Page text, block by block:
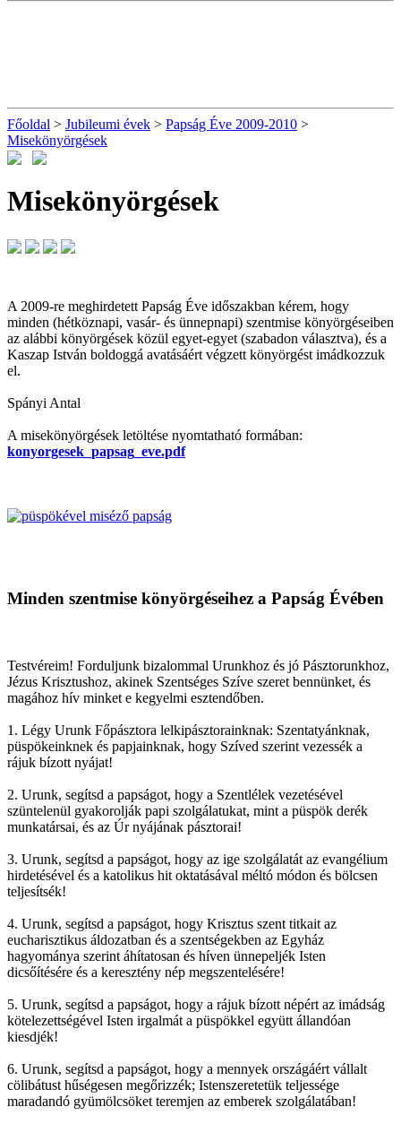
Főoldal > Jubileumi évek > Papság Éve 2009-2010 >
Misekönyörgések
Misekönyörgések
A 2009-re meghirdetett Papság Éve időszakban kérem, hogy
minden (hétköznapi, vasár- és ünnepnapi) szentmise könyörgéseiben
az alábbi könyörgések közül egyet-egyet (szabadon választva), és a
Kaszap István boldoggá avatásáért végzett könyörgést imádkozzuk
el.
Spányi Antal
A misekönyörgések letöltése nyomtatható formában:
konyorgesek_papsag_eve.pdf
Minden szentmise könyörgéseihez a Papság Évében
Testvéreim! Forduljunk bizalommal Urunkhoz és jó Pásztorunkhoz,
Jézus Krisztushoz, akinek Szentséges Szíve szeret bennünket, és
magához hív minket e kegyelmi esztendőben.
1. Légy Urunk Főpásztora lelkipásztorainknak: Szentatyánknak,
püspökeinknek és papjainknak, hogy Szíved szerint vezessék a
rájuk bízott nyájat!
2. Urunk, segítsd a papságot, hogy a Szentlélek vezetésével
szüntelenül gyakorolják papi szolgálatukat, mint a püspök derék
munkatársai, és az Úr nyájának pásztorai!
3. Urunk, segítsd a papságot, hogy az ige szolgálatát az evangélium
hirdetésével és a katolikus hit oktatásával méltó módon és bölcsen
teljesítsék!
4. Urunk, segítsd a papságot, hogy Krisztus szent titkait az
eucharisztikus áldozatban és a szentségekben az Egyház
hagyománya szerint áhítatosan és híven ünnepeljék Isten
dicsőítésére és a keresztény nép megszentelésére!
5. Urunk, segítsd a papságot, hogy a rájuk bízott népért az imádság
kötelezettségével Isten irgalmát a püspökkel együtt állandóan
kiesdjék!
6. Urunk, segítsd a papságot, hogy a mennyek országáért vállalt
cölibátust hűségesen megőrizzék; Istenszeretetük teljessége
maradandó gyümölcsöket teremjen az emberek szolgálatában!